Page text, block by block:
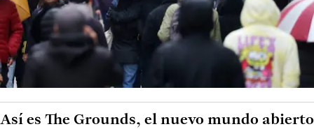
Así es The Grounds, el nuevo mundo abierto